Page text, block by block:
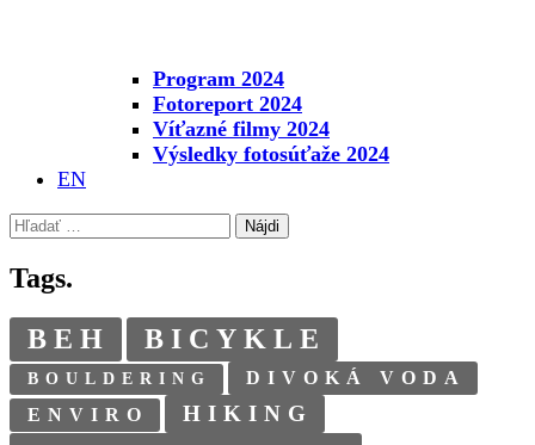
Program 2024
Fotoreport 2024
Víťazné filmy 2024
Výsledky fotosúťaže 2024
EN
Hľadať:
Tags.
BEH
BICYKLE
BOULDERING
DIVOKÁ VODA
ENVIRO
HIKING